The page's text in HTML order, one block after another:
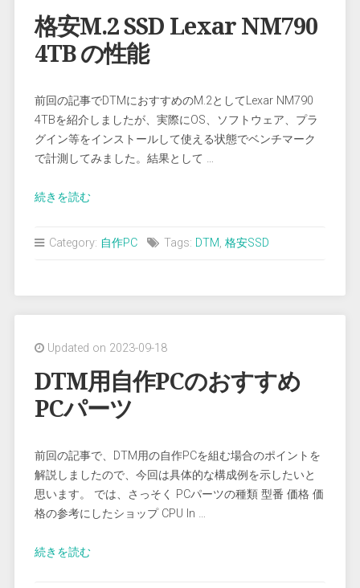
対
策”
格安M.2 SSD Lexar NM790
4TB の性能
前回の記事でDTMにおすすめのM.2としてLexar NM790
4TBを紹介しましたが、実際にOS、ソフトウェア、プラ
グイン等をインストールして使える状態でベンチマーク
で計測してみました。結果として …
続きを読む“格
M.2
NM790
4TB
性
能”
Category: 自作PC Tags: DTM, 格安SSD
Updated on 2023-09-18
DTM用自作PCのおすすめ
PCパーツ
前回の記事で、DTM用の自作PCを組む場合のポイントを
解説しましたので、今回は具体的な構成例を示したいと
思います。 では、さっそく PCパーツの種類 型番 価格 価
格の参考にしたショップ CPU In …
続きを読む“DTM